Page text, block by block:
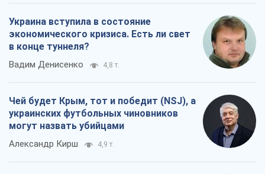
Украина вступила в состояние
экономического кризиса. Есть ли свет
в конце туннеля?
Вадим Денисенко 4,8 т.
Чей будет Крым, тот и победит (NSJ), а
украинских футбольных чиновников
могут назвать убийцами
Александр Кирш 4,9 т.